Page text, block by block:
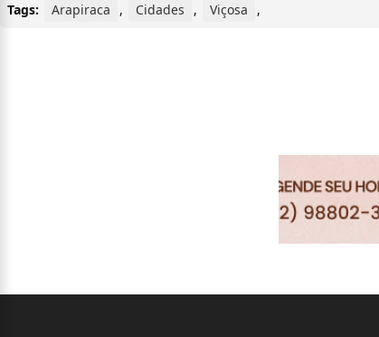
Tags: Arapiraca , Cidades , Viçosa ,